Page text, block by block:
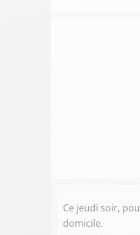
Ce jeudi soir,
domicile.